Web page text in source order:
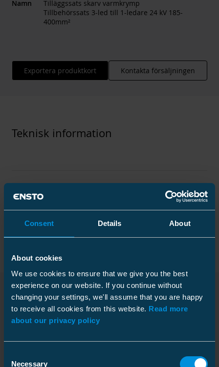
Consent Details About
About cookies
We use cookies to ensure that we give you the best
experience on our website. If you continue without
changing your settings, we'll assume that you are happy
to receive all cookies from this website. Read more
about our privacy policy
Necessary
Namn
Tilläggssats skarv varmkrymp
Tillbehörssats 3-led till 1-ledare 24 kV 185-
400mm²
Exportera produktkort Kontakta försäljningen
Teknisk information
Funktioner
Rated voltage U0/U (Um) 12.7/22 (24) kV
Elektriska värden
Ledarstorlek 12 kV
Förpackning
Plastpåse
Höjd
Nedladdningar